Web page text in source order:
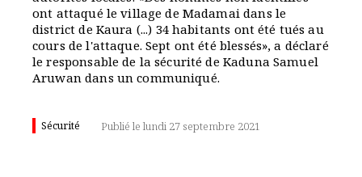
ont attaqué le village de Madamai dans le
district de Kaura (...) 34 habitants ont été tués au
cours de l'attaque. Sept ont été blessés», a déclaré
le responsable de la sécurité de Kaduna Samuel
Aruwan dans un communiqué.
Sécurité Publié le lundi 27 septembre 2021